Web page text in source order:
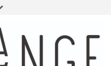
Toggle